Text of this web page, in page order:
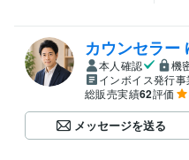
カウンセラー
本人確認
機
インボイス発行
総販売実績62評価
メッセージを送る